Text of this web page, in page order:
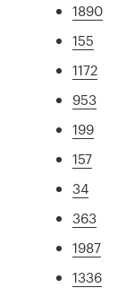
1890
155
1172
953
199
157
34
363
1987
1336